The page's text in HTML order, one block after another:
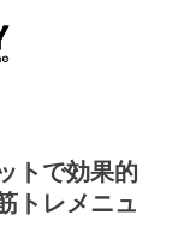
トで効果的
トレメニュ